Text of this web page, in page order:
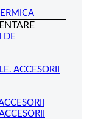
DE
ACCESORII